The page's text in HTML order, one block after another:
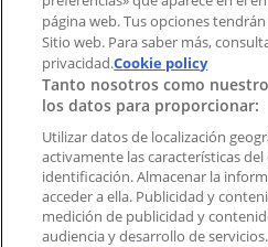
Marcas
Marcas locales
Negocios
Negocios cercanos
Productos
Productos locales
Ciudades
Descargar la APP
página web. Tus opciones
Sitio web. Para saber más,
privacidad.Cookie policy
Tanto nosotros como
los datos para proporcionar:
Utilizar datos de localización
activamente las características
identificación. Almacenar la
acceder a ella. Publicidad y
medición de publicidad y
audiencia y desarrollo de servicios.